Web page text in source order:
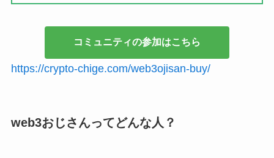
コミュニティの参加はこちら
https://crypto-chige.com/web3ojisan-buy/
web3おじさんってどんな人？